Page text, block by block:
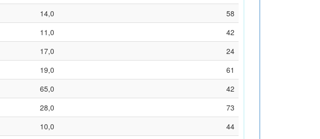
14,0
58
11,0
42
17,0
24
19,0
61
65,0
42
28,0
73
10,0
44